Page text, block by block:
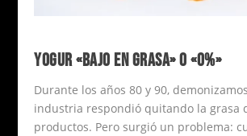
YOGUR «BAJO EN GRASA» O «0%»
Durante los años 80 y 90,
industria respondió quitando la grasa
productos. Pero surgió un problema: